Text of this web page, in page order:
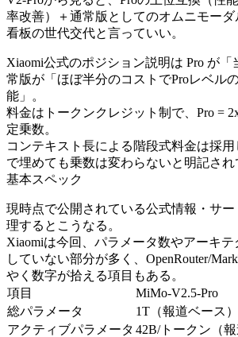
率改善）＋通常版としてのオムニモー
看板の世代交代と言っていい。
Xiaomi公式のポジション説明は Pro が「
常版が「ほぼ半分のコストでProレベル
能」。
料金はトークンクレジット制で、Pro =
定乗数。
コンテキスト長による階段式料金は採用
で埋めても乗数は変わらないと明記され
基本スペック
現時点で公開されている公式情報・サ
理するとこうなる。
Xiaomiは今回、パラメータ数やアーキ
していない部分が多く、OpenRouter/
やく数字が拾える項目もある。
項目
MiMo-V2.5-Pro
総パラメータ
1T（報道ベース）
アクティブパラメータ 42B/トークン（報